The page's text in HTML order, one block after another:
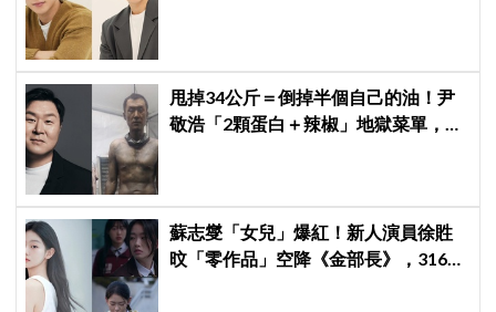
甩掉34公斤＝倒掉半個自己的油！尹
敬浩「2顆蛋白＋辣椒」地獄菜單，你
蘇志燮「女兒」爆紅！新人演員徐貹
旼「零作品」空降《金部長》，316萬